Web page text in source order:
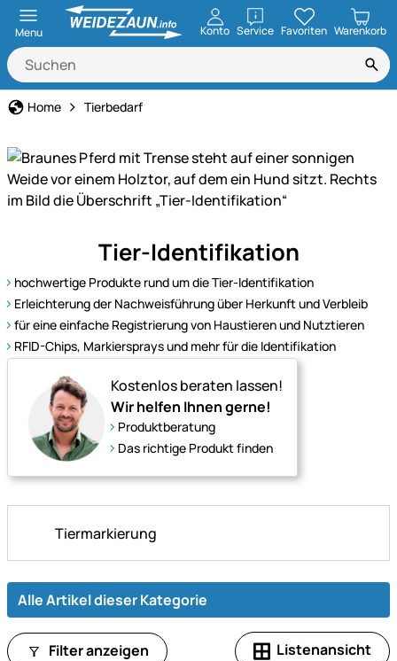
Menu Konto ServiceöffnenFavoriten Warenkorb
Home Tierbedarf
Identifikation
mit
RFID,
Lesegeräten
und
Markierungssprays
bessere
Voss.farming.
Tier-Identifikation
hochwertige Produkte rund um die Tier-Identifikation
Erleichterung der Nachweisführung über Herkunft und Verbleib
für eine einfache Registrierung von Haustieren und Nutztieren
RFID-Chips, Markiersprays und mehr für die Identifikation
Kostenlos beraten lassen!
Wir helfen Ihnen gerne!
Produktberatung
Das richtige Produkt finden
Tiermarkierung
Alle Artikel dieser Kategorie
Filter anzeigen Listenansicht